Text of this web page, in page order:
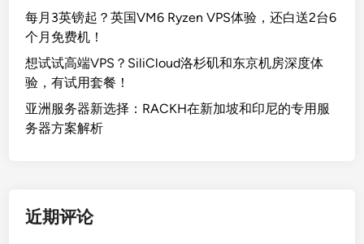
每月3英镑起？英国VM6 Ryzen VPS体验，还白送2台6
个月免费机！
想试试高端VPS？SiliCloud洛杉矶和东京机房深度体
验，有试用套餐！
亚洲服务器新选择：RACKH在新加坡和印尼的专用服
务器方案解析
近期评论